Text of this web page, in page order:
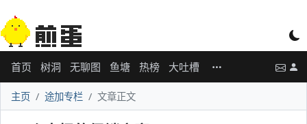
首页 树洞 无聊图 鱼塘 热榜 大吐槽
主页 途加专栏 文章正文